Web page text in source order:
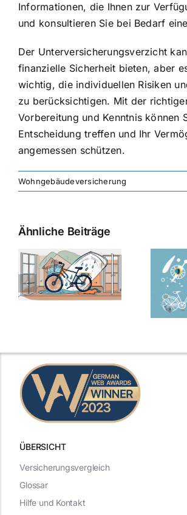
Informationen, die Ihnen zur
und konsultieren Sie bei Bedarf
Der Unterversicherungsverzicht
finanzielle Sicherheit bieten, aber
wichtig, die individuellen Risiken
zu berücksichtigen. Mit der
Vorbereitung und Kenntnis können
Entscheidung treffen und Ihr
angemessen schützen.
Wohngebäudeversicherung
Ähnliche Beiträge
ÜBERSICHT
Versicherungsvergleich
Glossar
Hilfe und Kontakt